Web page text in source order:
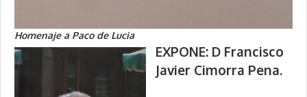
Homenaje a Paco de Lucia
EXPONE: D Francisco
Javier Cimorra Pena.